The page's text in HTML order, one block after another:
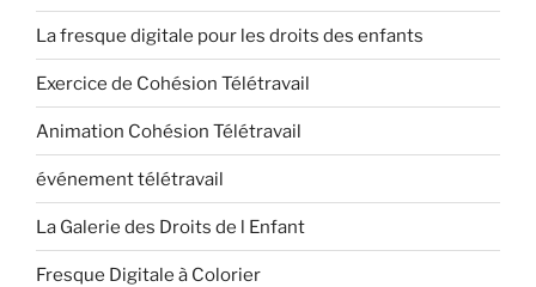
La fresque digitale pour les droits des enfants
Exercice de Cohésion Télétravail
Animation Cohésion Télétravail
événement télétravail
La Galerie des Droits de l Enfant
Fresque Digitale à Colorier